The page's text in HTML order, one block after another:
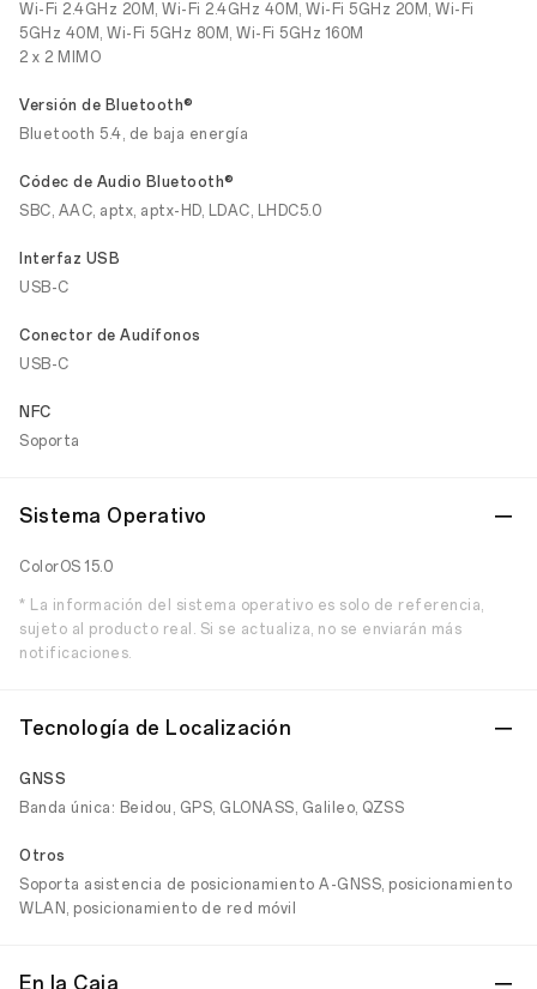
Wi-Fi 2.4GHz 20M, Wi-Fi 2.4GHz 40M, Wi-Fi 5GHz 20M, Wi-Fi
5GHz 40M, Wi-Fi 5GHz 80M, Wi-Fi 5GHz 160M
2 x 2 MIMO
Versión de Bluetooth®
Bluetooth 5.4, de baja energía
Códec de Audio Bluetooth®
SBC, AAC, aptx, aptx-HD, LDAC, LHDC5.0
Interfaz USB
USB-C
Conector de Audífonos
USB-C
NFC
Soporta
Sistema Operativo
ColorOS 15.0
* La información del sistema operativo es solo de referencia,
sujeto al producto real. Si se actualiza, no se enviarán más
notificaciones.
Tecnología de Localización
GNSS
Banda única: Beidou, GPS, GLONASS, Galileo, QZSS
Otros
Soporta asistencia de posicionamiento A-GNSS, posicionamiento
WLAN, posicionamiento de red móvil
En la Caja